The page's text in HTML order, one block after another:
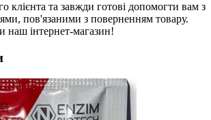
клієнта та завжди готові допомогти вам з
пов'язаними з поверненням товару.
наш інтернет-магазин!